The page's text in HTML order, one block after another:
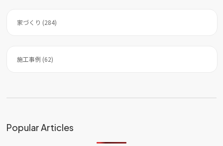
家づくり (284)
施工事例 (62)
Popular Articles